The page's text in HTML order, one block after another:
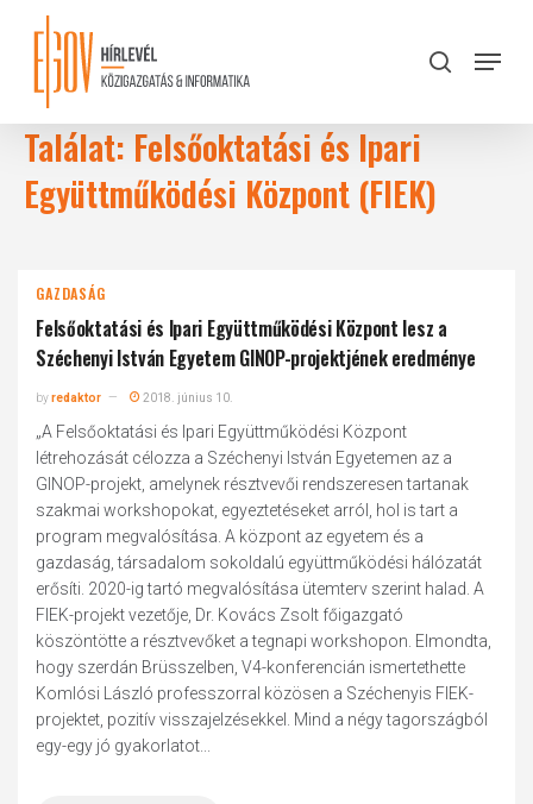
content
search
Menu
Találat: Felsőoktatási és Ipari
Együttműködési Központ (FIEK)
GAZDASÁG
Felsőoktatási és Ipari Együttműködési Központ lesz a
Széchenyi István Egyetem GINOP-projektjének eredménye
byredaktor 2018. június 10.
„A Felsőoktatási és Ipari Együttműködési Központ
létrehozását célozza a Széchenyi István Egyetemen az a
GINOP-projekt, amelynek résztvevői rendszeresen tartanak
szakmai workshopokat, egyeztetéseket arról, hol is tart a
program megvalósítása. A központ az egyetem és a
gazdaság, társadalom sokoldalú együttműködési hálózatát
erősíti. 2020-ig tartó megvalósítása ütemterv szerint halad. A
FIEK-projekt vezetője, Dr. Kovács Zsolt főigazgató
köszöntötte a résztvevőket a tegnapi workshopon. Elmondta,
hogy szerdán Brüsszelben, V4-konferencián ismertethette
Komlósi László professzorral közösen a Széchenyis FIEK-
projektet, pozitív visszajelzésekkel. Mind a négy tagországból
egy-egy jó gyakorlatot...
Close